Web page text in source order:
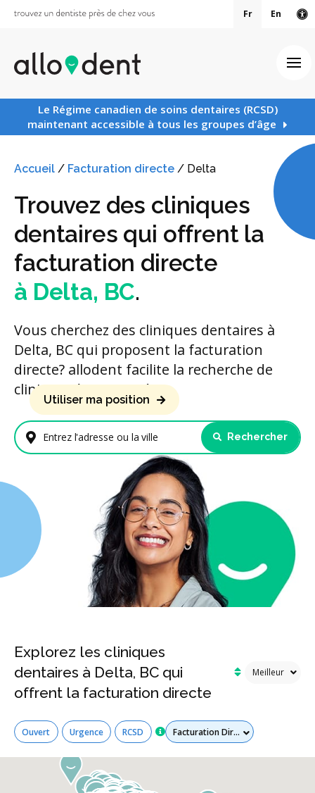
Fr En
Le Régime canadien de soins dentaires (RCSD)
maintenant accessible à tous les groupes d’âge
Accueil / Facturation directe / Delta
Trouvez des cliniques
dentaires qui offrent la
facturation directe
à Delta, BC.
Vous cherchez des cliniques dentaires à
Delta, BC qui proposent la facturation
directe? allodent facilite la recherche de
cliniques à proximité.
Entrez l'adresse ou la ville
Utiliser ma position
Rechercher
Explorez les cliniques
dentaires à Delta, BC qui
offrent la facturation directe
Ouvert Urgence RCSD Tous les services